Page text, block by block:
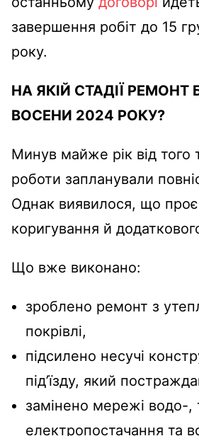
завершення робіт до 15
року.
НА ЯКІЙ СТАДІЇ РЕМОНТ
ВОСЕНИ 2024 РОКУ?
Минув майже рік від того
роботи запланували
Однак виявилося, що
коригування й
Що вже виконано:
зроблено ремонт з
покрівлі,
підсилено несучі
під’їзду, який
замінено мережі водо-,
електропостачання та